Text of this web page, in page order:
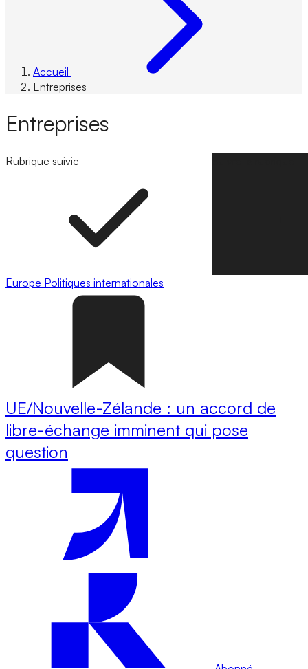
Accueil
Entreprises
Entreprises
Rubrique suivie
Europe Politiques internationales
UE/Nouvelle-Zélande : un accord de
libre-échange imminent qui pose
question